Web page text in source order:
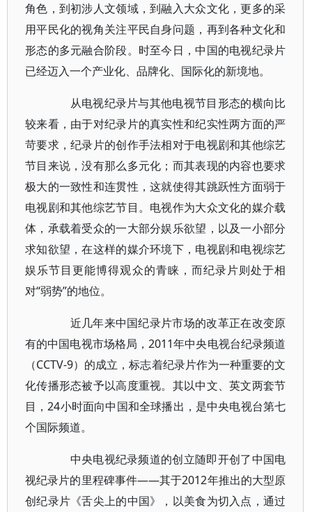
角色，到初涉人文领域，到融入大众文化，更多的采
用平民化的视角关注平民自身问题，再到各种文化和
形态的多元融合阶段。时至今日，中国的电视纪录片
已经迈入一个产业化、品牌化、国际化的新境地。
从电视纪录片与其他电视节目形态的横向比
较来看，由于对纪录片的真实性和纪实性两方面的严
苛要求，纪录片的创作手法相对于电视剧和其他综艺
节目来说，没有那么多元化；而其表现的内容也要求
极大的一致性和连贯性，这就使得其跳跃性方面弱于
电视剧和其他综艺节目。电视作为大众文化的媒介载
体，承载着受众的一大部分娱乐欲望，以及一小部分
求知欲望，在这样的媒介环境下，电视剧和电视综艺
娱乐节目更能博得观众的青睐，而纪录片则处于相
对“弱势”的地位。
近几年来中国纪录片市场的改革正在改变原
有的中国电视市场格局，2011年中央电视台纪录频道
（CCTV-9）的成立，标志着纪录片作为一种重要的文
化传播形态被予以高度重视。其以中文、英文两套节
目，24小时面向中国和全球播出，是中央电视台第七
个国际频道。
中央电视纪录频道的创立随即开创了中国电
视纪录片的里程碑事件——其于2012年推出的大型原
创纪录片《舌尖上的中国》，以美食为切入点，通过